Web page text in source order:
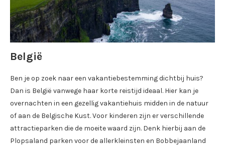
België
Ben je op zoek naar een vakantiebestemming dichtbij huis?
Dan is België vanwege haar korte reistijd ideaal. Hier kan je
overnachten in een gezellig vakantiehuis midden in de natuur
of aan de Belgische Kust. Voor kinderen zijn er verschillende
attractieparken die de moeite waard zijn. Denk hierbij aan de
Plopsaland parken voor de allerkleinsten en Bobbejaanland